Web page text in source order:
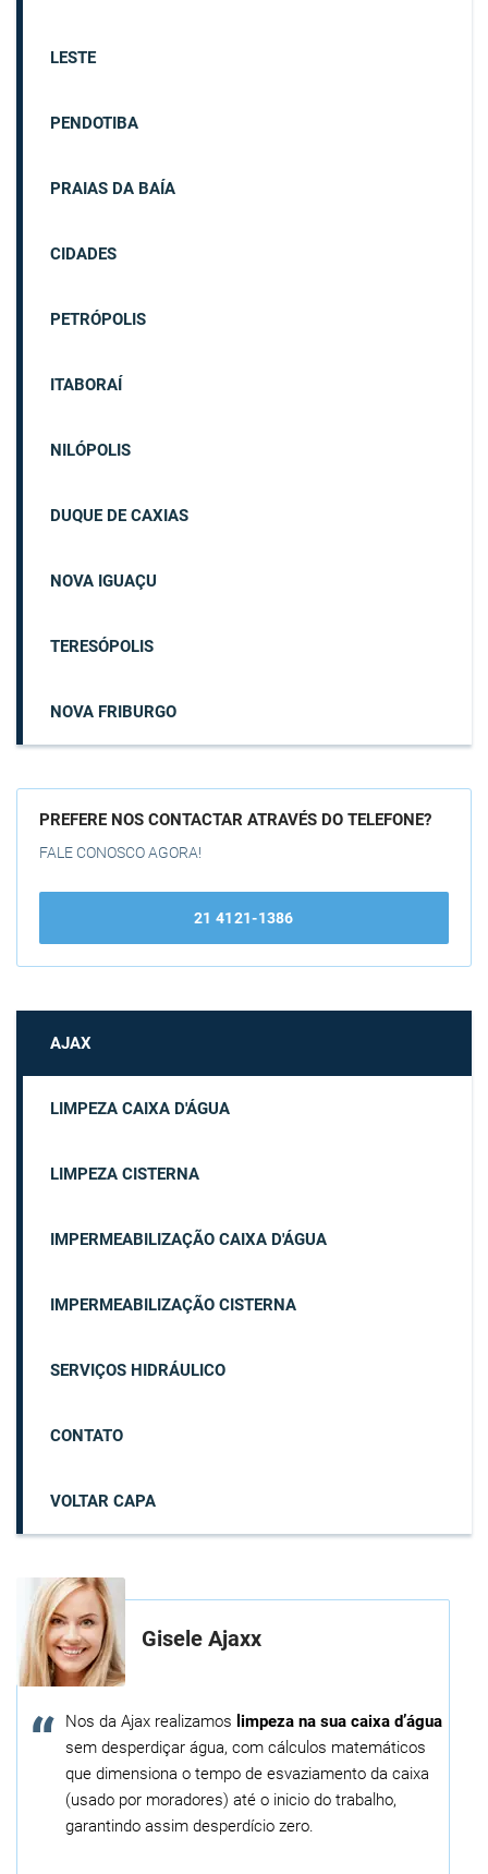
LESTE
PENDOTIBA
PRAIAS DA BAÍA
CIDADES
PETRÓPOLIS
ITABORAÍ
NILÓPOLIS
DUQUE DE CAXIAS
NOVA IGUAÇU
TERESÓPOLIS
NOVA FRIBURGO
PREFERE NOS CONTACTAR ATRAVÉS DO TELEFONE?
FALE CONOSCO AGORA!
21 4121-1386
AJAX
LIMPEZA CAIXA D'ÁGUA
LIMPEZA CISTERNA
IMPERMEABILIZAÇÃO CAIXA D'ÁGUA
IMPERMEABILIZAÇÃO CISTERNA
SERVIÇOS HIDRÁULICO
CONTATO
VOLTAR CAPA
Gisele Ajaxx
Nos da Ajax realizamos limpeza na sua caixa d’água
sem desperdiçar água, com cálculos matemáticos
que dimensiona o tempo de esvaziamento da caixa
(usado por moradores) até o inicio do trabalho,
garantindo assim desperdício zero.